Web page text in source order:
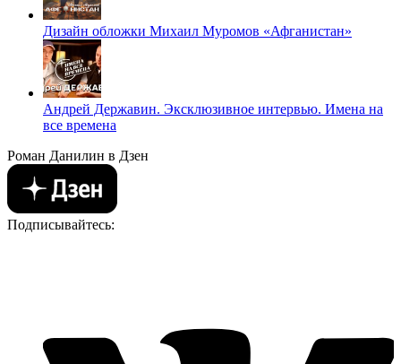
Дизайн обложки Михаил Муромов «Афганистан»
Андрей Державин. Эксклюзивное интервью. Имена на
все времена
Роман Данилин в Дзен
Подписывайтесь: